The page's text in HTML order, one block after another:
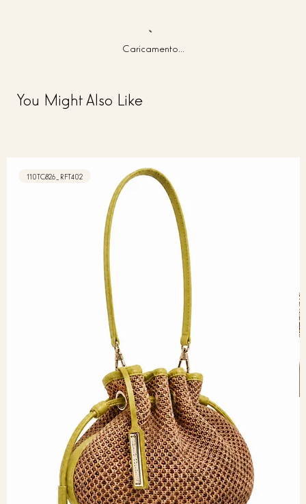
Caricamento...
You Might Also Like
110TC826_RFT402